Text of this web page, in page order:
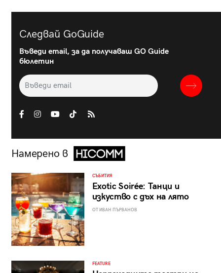
Следвай GoGuide
Въведи email, за да получаваш GO Guide
бюлетин
Намерено в
СЪБИТИЯ
Exotic Soirée: Танци и
изкуство с дъх на лято
ОТ ИВАН ПЪРВАНОВ
FEATURE